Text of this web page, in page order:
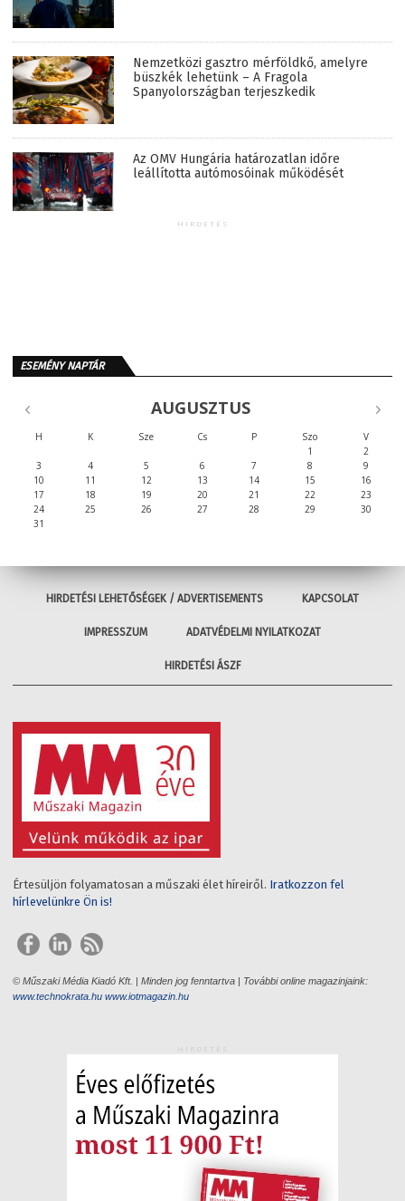
Nemzetközi gasztro mérföldkő, amelyre
büszkék lehetünk – A Fragola
Spanyolországban terjeszkedik
Az OMV Hungária határozatlan időre
leállította autómosóinak működését
HIRDETÉS
ESEMÉNY NAPTÁR
AUGUSZTUS
H K Sze Cs P Szo
V
1
2
3
4 5 6 7 8
9
10
11 12 13 14 15
16
17
18 19 20 21 22
23
24
25 26 27 28 29
30
31
HIRDETÉSI LEHETŐSÉGEK / ADVERTISEMENTS KAPCSOLAT
IMPRESSZUM ADATVÉDELMI NYILATKOZAT
HIRDETÉSI ÁSZF
Értesüljön folyamatosan a műszaki élet híreiről. Iratkozzon fel
hírlevelünkre Ön is!
© Műszaki Média Kiadó Kft. | Minden jog fenntartva | További online magazinjaink:
www.technokrata.hu www.iotmagazin.hu
HIRDETÉS